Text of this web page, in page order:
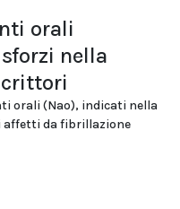
orali
nella
orali (Nao), indicati nella
affetti da fibrillazione